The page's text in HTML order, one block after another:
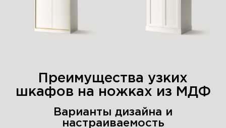
Преимущества узких
шкафов на ножках из МДФ
Варианты дизайна и
настраиваемость